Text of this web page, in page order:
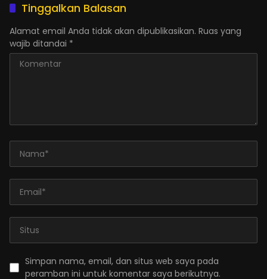
Tinggalkan Balasan
Alamat email Anda tidak akan dipublikasikan. Ruas yang
wajib ditandai *
Simpan nama, email, dan situs web saya pada
peramban ini untuk komentar saya berikutnya.